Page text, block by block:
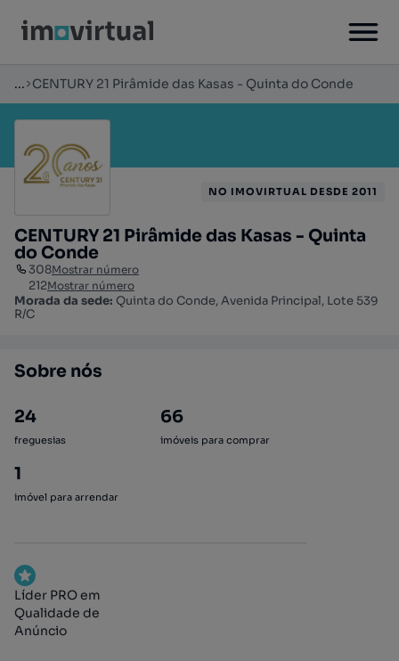
... CENTURY 21 Pirâmide das Kasas - Quinta do Conde
CENTURY 21 Pirâmide das Kasas - Quinta
do Conde
308Mostrar número
212Mostrar número
Morada da sede: Quinta do Conde, Avenida Principal, Lote 539
R/C
NO IMOVIRTUAL DESDE 2011
Sobre nós
24
freguesias
66
imóveis para comprar
1
imóvel para arrendar
Líder PRO em
Qualidade de
Anúncio